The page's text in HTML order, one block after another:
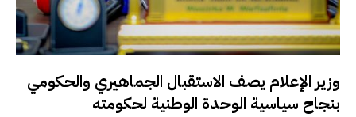
وزير الإعلام يصف الاستقبال الجماهيري والحكومي
بنجاح سياسية الوحدة الوطنية لحكومته